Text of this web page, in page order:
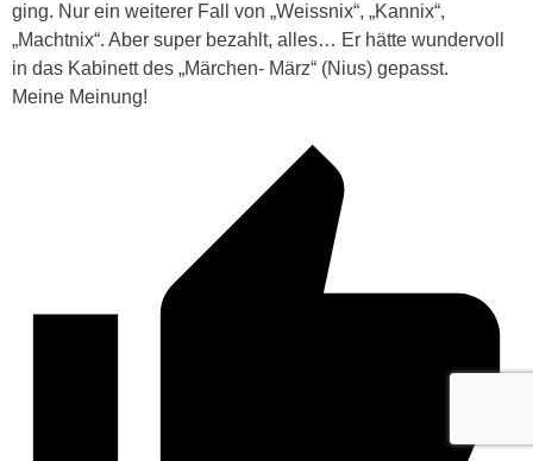
ging. Nur ein weiterer Fall von „Weissnix“, „Kannix“,
„Machtnix“. Aber super bezahlt, alles… Er hätte wundervoll
in das Kabinett des „Märchen- März“ (Nius) gepasst.
Meine Meinung!